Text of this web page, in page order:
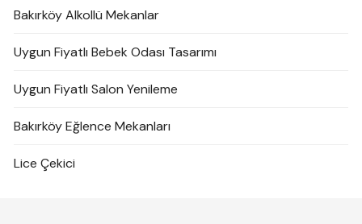
Bakırköy Alkollü Mekanlar
Uygun Fiyatlı Bebek Odası Tasarımı
Uygun Fiyatlı Salon Yenileme
Bakırköy Eğlence Mekanları
Lice Çekici